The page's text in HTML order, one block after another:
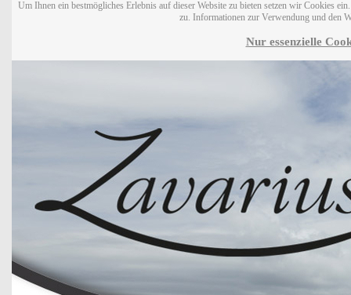
Um Ihnen ein bestmögliches Erlebnis auf dieser Website zu bieten setzen wir Cookies
zu. Informationen zur Verwendung und den
Nur essenzielle